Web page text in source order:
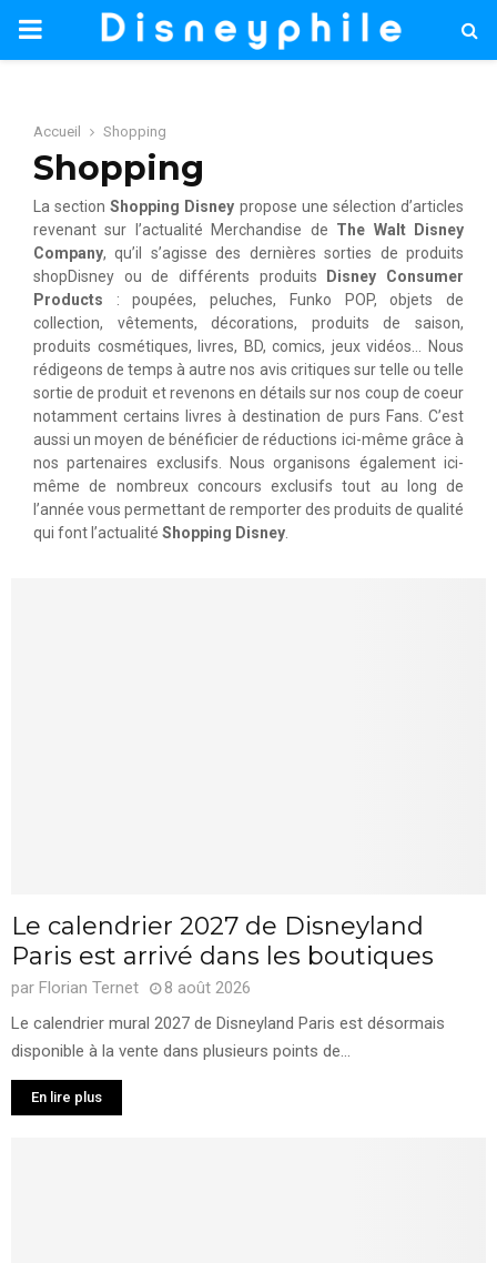
PRIMARY
Accueil Shopping
Shopping
La sectionShopping Disney propose une sélection d’articles
revenant sur l’actualité Merchandise de The Walt Disney
Company, qu’il s’agisse des dernières sorties de produits
shopDisney ou de différents produits
Disney Consumer
Products : poupées, peluches, Funko POP, objets de
collection, vêtements, décorations, produits de saison,
produits cosmétiques, livres, BD, comics, jeux vidéos… Nous
rédigeons de temps à autre nos avis critiques sur telle ou telle
sortie de produit et revenons en détails sur nos coup de coeur
notamment certains livres à destination de purs Fans. C’est
aussi un moyen de bénéficier de réductions ici-même grâce à
nos partenaires exclusifs. Nous organisons également ici-
même de nombreux concours exclusifs tout au long de
l’année vous permettant de remporter des produits de qualité
qui font l’actualité Shopping Disney
Le calendrier 2027 de Disneyland
Paris est arrivé dans les boutiques
par Florian Ternet
8 août 2026
Le calendrier mural 2027 de Disneyland Paris est désormais
disponible à la vente dans plusieurs points de...
En lire plus